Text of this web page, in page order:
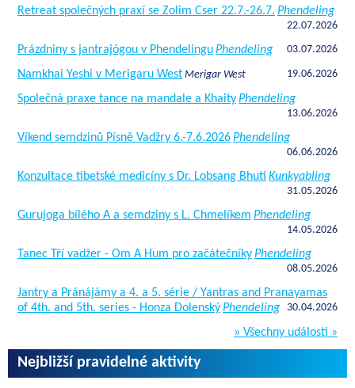
Retreat společných praxí se Zolim Cser 22.7.-26.7. Phendeling
22.07.2026
Prázdniny s jantrajógou v PhendelinguPhendeling 03.07.2026
Namkhai Yeshi v Merigaru West Merigar West 19.06.2026
Společná praxe tance na mandale a KhaityPhendeling
13.06.2026
Víkend semdzinů Písně Vadžry 6.-7.6.2026Phendeling
06.06.2026
Konzultace tibetské medicíny s Dr. Lobsang Bhuti Kunkyabling
31.05.2026
Gurujoga bílého A a semdziny s L. Chmelíkem Phendeling
14.05.2026
Tanec Tří vadžer - Om A Hum pro začátečníkyPhendeling
08.05.2026
Jantry a Pránájámy a 4. a 5. série / Yantras and Pranayamas
of 4th. and 5th. series - Honza DolenskýPhendeling 30.04.2026
» Všechny události »
Nejbližší pravidelné aktivity